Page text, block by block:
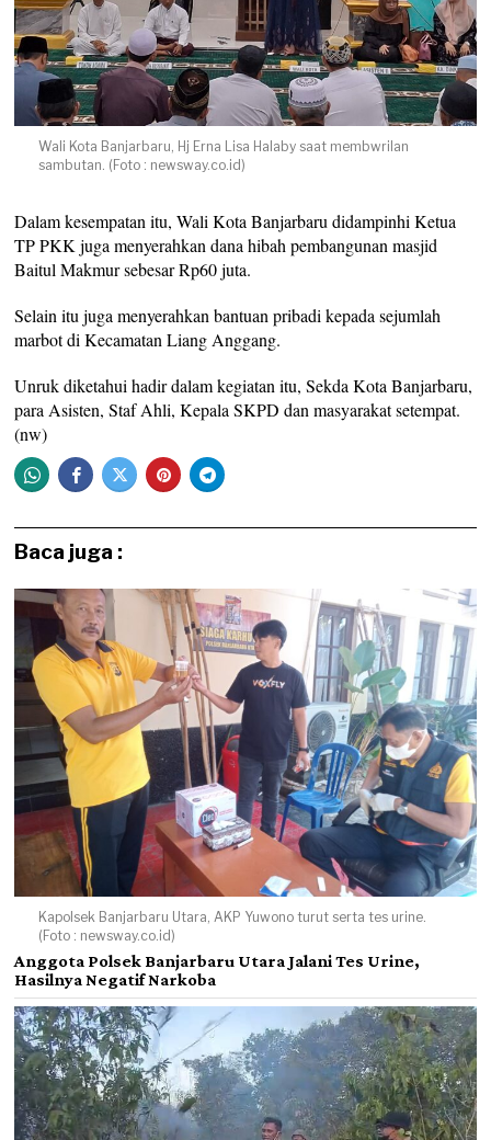
Wali Kota Banjarbaru, Hj Erna Lisa Halaby saat membwrilan
sambutan. (Foto : newsway.co.id)
Dalam kesempatan itu, Wali Kota Banjarbaru didampinhi Ketua
TP PKK juga menyerahkan dana hibah pembangunan masjid
Baitul Makmur sebesar Rp60 juta.
Selain itu juga menyerahkan bantuan pribadi kepada sejumlah
marbot di Kecamatan Liang Anggang.
Unruk diketahui hadir dalam kegiatan itu, Sekda Kota Banjarbaru,
para Asisten, Staf Ahli, Kepala SKPD dan masyarakat setempat.
(nw)
Baca juga :
Kapolsek Banjarbaru Utara, AKP Yuwono turut serta tes urine.
(Foto : newsway.co.id)
Anggota Polsek Banjarbaru Utara Jalani Tes Urine,
Hasilnya Negatif Narkoba